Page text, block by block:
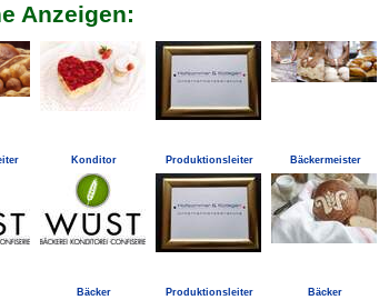
Anzeigen:
Konditor Produktionsleiter Bäckermeister
Bäcker Produktionsleiter Bäcker